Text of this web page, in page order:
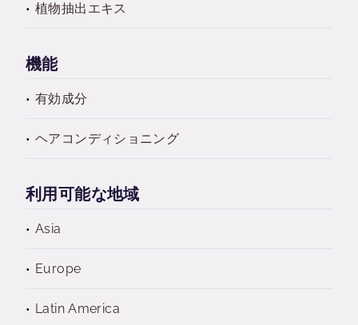
植物抽出エキス
機能
有効成分
ヘアコンディショニング
利用可能な地域
Asia
Europe
Latin America